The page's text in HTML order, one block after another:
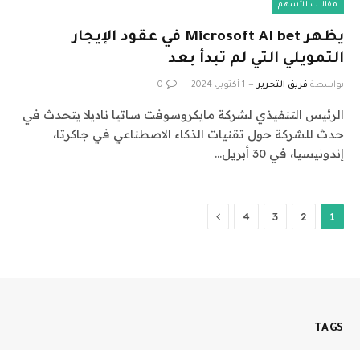
مقالات الأسهم
يظهر Microsoft AI bet في عقود الإيجار
التمويلي التي لم تبدأ بعد
بواسطة فريق التحرير 1 أكتوبر، 2024 0
الرئيس التنفيذي لشركة مايكروسوفت ساتيا ناديلا يتحدث في
حدث للشركة حول تقنيات الذكاء الاصطناعي في جاكرتا،
إندونيسيا، في 30 أبريل…
1
2
3
4 التالي
TAGS